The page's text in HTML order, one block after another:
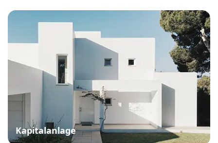
Kapitalanlage